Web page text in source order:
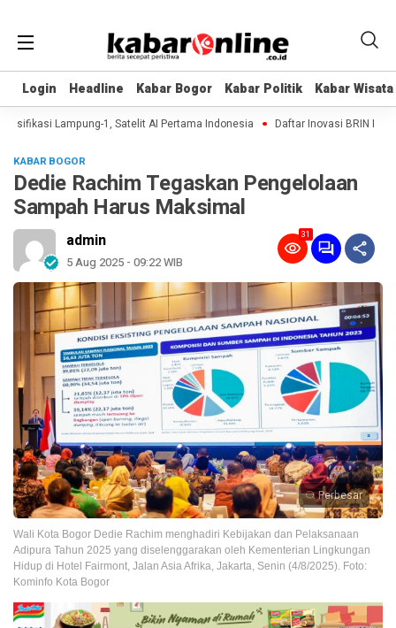
Login Headline Kabar Bogor Kabar Politik Kabar Wisata
Login Headline Kabar Bogor Kabar Politik Kabar Wisata
Lampung-1, Satelit AI Pertama Indonesia Daftar Inovasi BRIN
KABAR BOGOR
Dedie Rachim Tegaskan Pengelolaan
Sampah Harus Maksimal
admin
5 Aug 2025 - 09:22 WIB
31
Perbesar
Wali Kota Bogor Dedie Rachim menghadiri Kebijakan dan Pelaksanaan
Adipura Tahun 2025 yang diselenggarakan oleh Kementerian Lingkungan
Hidup di Hotel Fairmont, Jalan Asia Afrika, Jakarta, Senin (4/8/2025). Foto:
Kominfo Kota Bogor